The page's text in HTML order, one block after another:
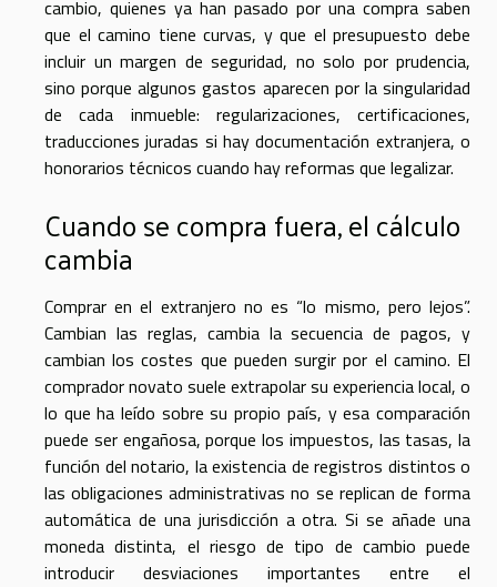
cambio, quienes ya han pasado por una compra saben
que el camino tiene curvas, y que el presupuesto debe
incluir un margen de seguridad, no solo por prudencia,
sino porque algunos gastos aparecen por la singularidad
de cada inmueble: regularizaciones, certificaciones,
traducciones juradas si hay documentación extranjera, o
honorarios técnicos cuando hay reformas que legalizar.
Cuando se compra fuera, el cálculo
cambia
Comprar en el extranjero no es “lo mismo, pero lejos”.
Cambian las reglas, cambia la secuencia de pagos, y
cambian los costes que pueden surgir por el camino. El
comprador novato suele extrapolar su experiencia local, o
lo que ha leído sobre su propio país, y esa comparación
puede ser engañosa, porque los impuestos, las tasas, la
función del notario, la existencia de registros distintos o
las obligaciones administrativas no se replican de forma
automática de una jurisdicción a otra. Si se añade una
moneda distinta, el riesgo de tipo de cambio puede
introducir desviaciones importantes entre el